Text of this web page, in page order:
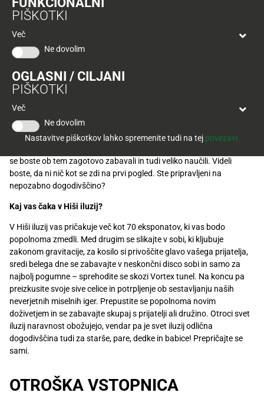
PIŠKOTKI
Več
Ne dovolim
OGLASNI / CILJANI
PIŠKOTKI
Več
Ne dovolim
Nastavitve piškotkov lahko spremenite tudi na tej povezavi.
Ponudba
velja
30.
2026
POGLEJTE IZDELKE
se boste ob tem zagotovo zabavali in tudi veliko naučili. Videli
boste, da ni nič kot se zdi na prvi pogled. Ste pripravljeni na
nepozabno dogodivščino?
Kaj vas čaka v Hiši iluzij?
V Hiši iluzij vas pričakuje več kot 70 eksponatov, ki vas bodo
popolnoma zmedli. Med drugim se slikajte v sobi, ki kljubuje
zakonom gravitacije, za kosilo si privoščite glavo vašega prijatelja,
sredi belega dne se zabavajte v neskončni disco sobi in samo za
najbolj pogumne – sprehodite se skozi Vortex tunel. Na koncu pa
preizkusite svoje sive celice in potrpljenje ob sestavljanju naših
neverjetnih miselnih iger. Prepustite se popolnoma novim
doživetjem in se zabavajte skupaj s prijatelji ali družino. Otroci svet
iluzij naravnost obožujejo, vendar pa je svet iluzij odlična
dogodivščina tudi za starše, pare, dedke in babice! Prepričajte se
sami.
OTROŠKA VSTOPNICA